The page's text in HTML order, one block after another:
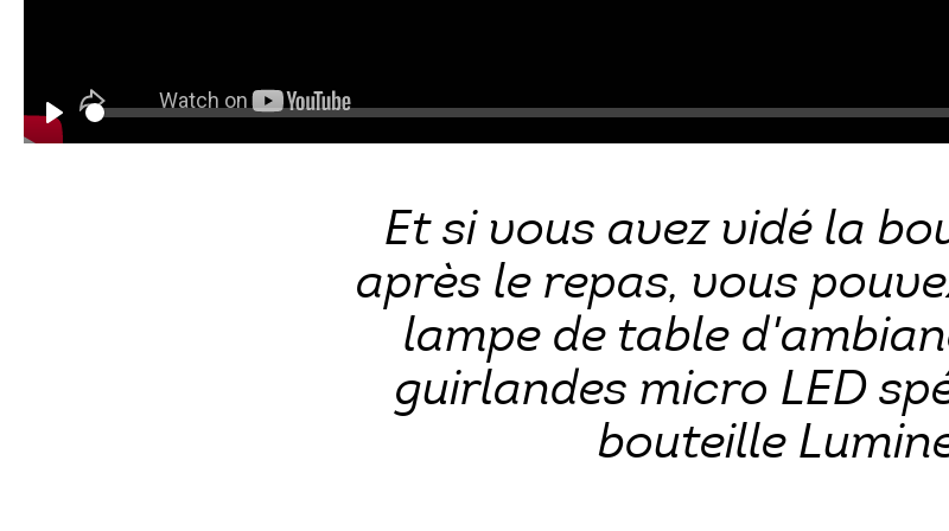
Play
Seek
Et si vous avez vidé la
après le repas, vous
lampe de table
guirlandes micro LED
bouteille